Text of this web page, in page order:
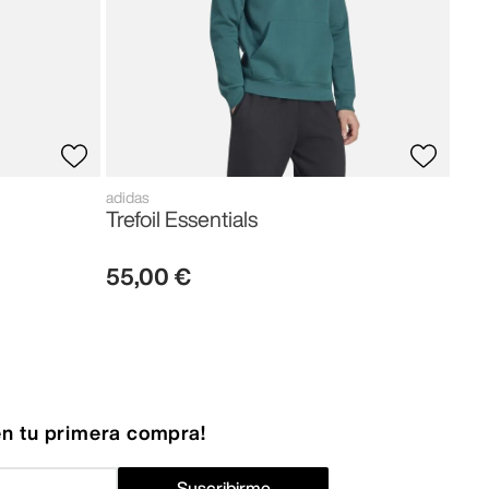
adidas
Trefoil Essentials
55,00 €
tu primera compra!